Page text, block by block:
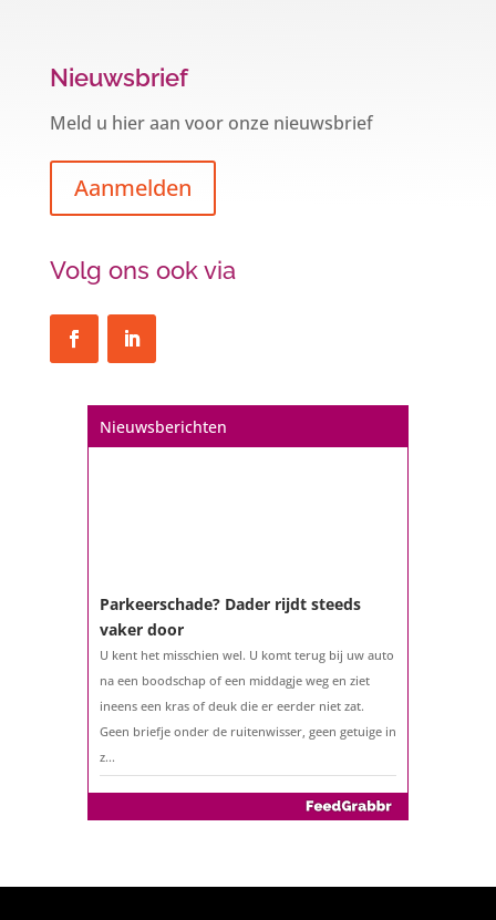
Nieuwsbrief
Meld u hier aan voor onze nieuwsbrief
Aanmelden
Volg ons ook via
Nieuwsberichten
Een hypotheek na uw 57e? Er zijn
De woningmarkt is nog steeds in beweging.
het eigenlijk met een hypotheek als u 57 jaar of
ouder bent?...
Parkeerschade? Dader rijdt steeds
vaker door
U kent het misschien wel. U komt terug bij uw auto
na een boodschap of een middagje weg en ziet
ineens een kras of deuk die er eerder niet zat.
Geen briefje onder de ruitenwisser, geen getuige in
z...